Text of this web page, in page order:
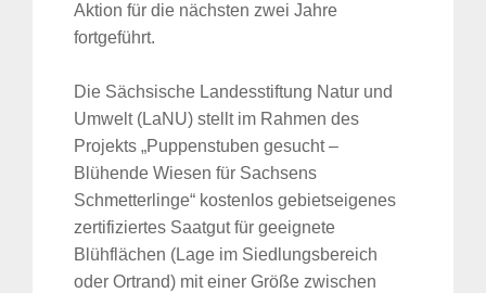
Aktion für die nächsten zwei Jahre
fortgeführt.
Die Sächsische Landesstiftung Natur und
Umwelt (LaNU) stellt im Rahmen des
Projekts „Puppenstuben gesucht –
Blühende Wiesen für Sachsens
Schmetterlinge“ kostenlos gebietseigenes
zertifiziertes Saatgut für geeignete
Blühflächen (Lage im Siedlungsbereich
oder Ortrand) mit einer Größe zwischen